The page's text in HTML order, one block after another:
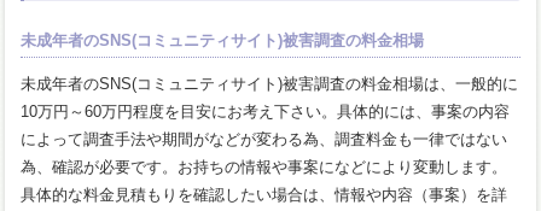
未成年者のSNS(コミュニティサイト)被害調査の料金相場
未成年者のSNS(コミュニティサイト)被害調査の料金相場は、一般的に
10万円～60万円程度を目安にお考え下さい。具体的には、事案の内容
によって調査手法や期間がなどが変わる為、調査料金も一律ではない
為、確認が必要です。お持ちの情報や事案になどにより変動します。
具体的な料金見積もりを確認したい場合は、情報や内容（事案）を詳